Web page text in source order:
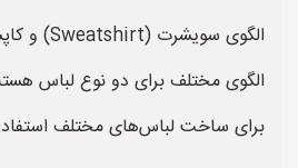
الگوی مختلف برای دو نوع لباس
برای ساخت لباس‌های مختلف